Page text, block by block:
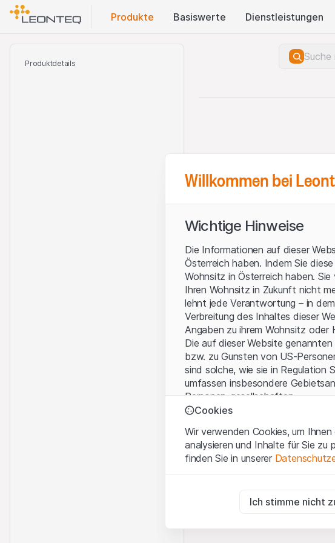
Produkte Basis​werte Dienstleistungen
Produktdetails
Willkommen bei
Wichtige Hinweise
Die Informationen auf dieser
Österreich haben. Indem Sie
Wohnsitz in Österreich haben.
Ihren Wohnsitz in Zukunft nicht
lehnt jede Verantwortung – in
Verbreitung des Inhaltes dieser
Angaben zu ihrem Wohnsitz oder
Die auf dieser Website
bzw. zu Gunsten von US-
sind solche, wie sie in
umfassen insbesondere
Personen-gesellschaften.
Mit dem Zugriff auf diese
wichtigen Hinweise und
Nutzungsbedingungennicht
Kein Angebot, keine
Die auf der Website
Dienstleistungen, Tools und
Informationszwecken und stellen
Cookies
Wir verwenden Cookies, um
analysieren und Inhalte für Sie zu
finden Sie in unserer
Diese Cookies sind für die Website
Ich stimme nicht